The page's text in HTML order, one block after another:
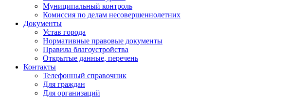
Муниципальный контроль
Комиссия по делам несовершеннолетних
Документы
Устав города
Нормативные правовые документы
Правила благоустройства
Открытые данные, перечень
Контакты
Телефонный справочник
Для граждан
Для организаций